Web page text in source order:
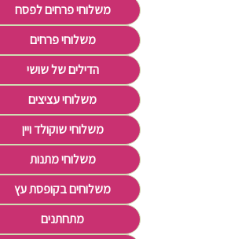
משלוחי פרחים לפסח
משלוחי פרחים
הדילים של שושי
משלוחי עציצים
משלוחי שוקולד ויין
משלוחי מתנות
משלוחים בקופסת עץ
מתחתנים